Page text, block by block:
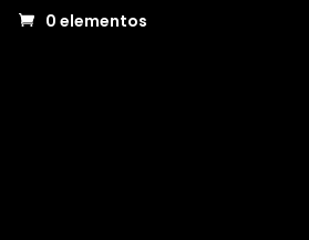
0 elementos